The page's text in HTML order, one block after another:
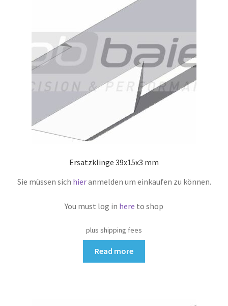
Ersatzklinge 39x15x3 mm
Sie müssen sich hieranmelden um einkaufen zu können.
You must log in here to shop
plus shipping fees
Read more